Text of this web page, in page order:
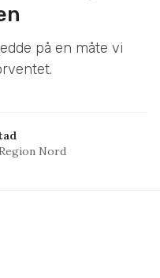
på en måte vi
Nord